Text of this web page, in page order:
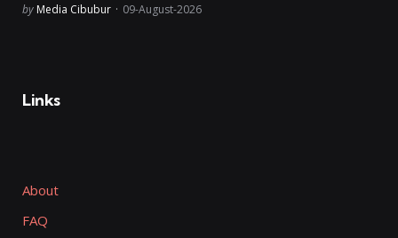
Posted
by Media Cibubur 09-August-2026
Links
About
FAQ